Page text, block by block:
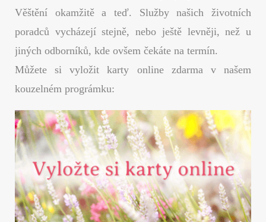
Věštění okamžitě a teď. Služby našich životních
poradců vycházejí stejně, nebo ještě levněji, než u
jiných odborníků, kde ovšem čekáte na termín.
Můžete si vyložit karty online zdarma v našem
kouzelném prográmku: